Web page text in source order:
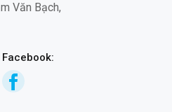
Văn Bạch,
Facebook: